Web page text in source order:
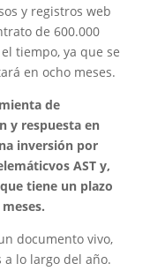
y registros web
de 600.000
tiempo, ya que se
en ocho meses.
de
y respuesta en
inversión por
AST y,
tiene un plazo
documento vivo,
lo largo del año.